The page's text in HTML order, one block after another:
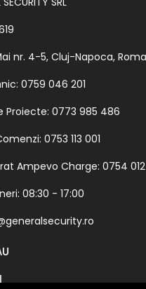
nr. 4-5, Cluj-Napoca,
0759 046 201
Proiecte: 0773 985 486
0753 113 001
Ampevo Charge: 0754 012
08:30 - 17:00